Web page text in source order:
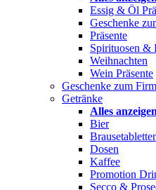
Essig & Öl
Geschenke
Präsente
Spirituosen &
Weihnachten
Wein Präsente
Geschenke zum
Getränke
Alles
Bier
Dosen
Kaffee
Promotion
Secco &